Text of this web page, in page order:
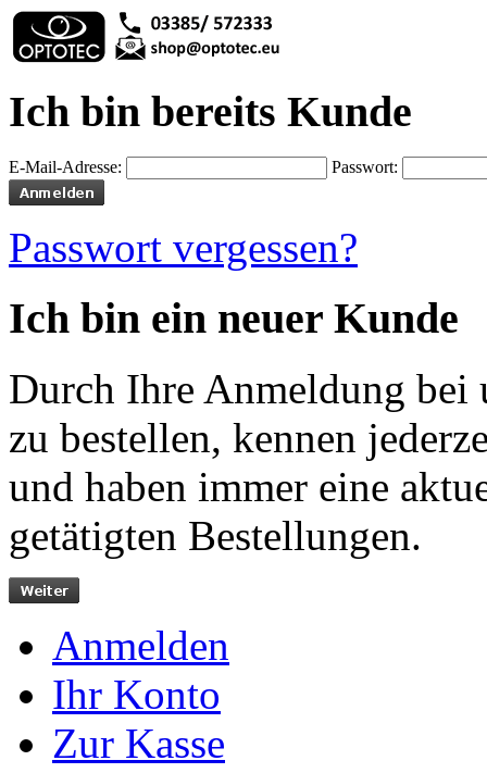
Ich bin bereits Kunde
E-Mail-Adresse: Passwort:
Passwort vergessen?
Ich bin ein neuer Kunde
Durch Ihre Anmeldung bei
zu bestellen, kennen
und haben immer eine
getätigten Bestellungen.
Anmelden
Ihr Konto
Zur Kasse